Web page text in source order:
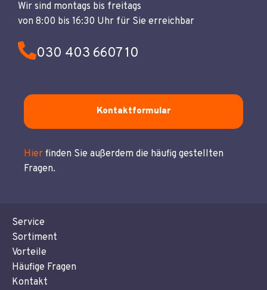
Wir sind montags bis freitags
von 8:00 bis 16:30 Uhr für Sie erreichbar
030 403 6607 10
Kontaktformular
Hier finden Sie außerdem die häufig gestellten
Fragen.
Service
Sortiment
Vorteile
Häufige Fragen
Kontakt